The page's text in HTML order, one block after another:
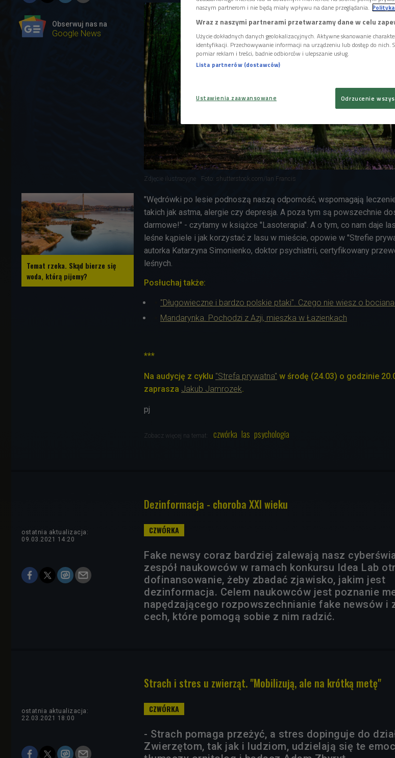
Obserwuj nas na
Google News
Zdjęcie ilustracyjne Foto: shutterstock.com/Ian Francis
Temat rzeka. Skąd bierze się
woda, którą pijemy?
"Wędrówki po lesie podnoszą naszą odporność, wspomagają
takich jak astma, alergie czy depresja. A poza tym są powszechnie
darmowe!" - czytamy w książce "Lasoterapia". A o tym, co nam daje
leśne kąpiele i jak korzystać z lasu w mieście, opowie w "Strefie
autorka Katarzyna Simonienko, doktor psychiatrii, certyfikowany
leśnych.
Posłuchaj także:
"Długowieczne i bardzo polskie ptaki". Czego nie wiesz o
Mandarynka. Pochodzi z Azji, mieszka w Łazienkach
***
Na audycję z cyklu "Strefa prywatna" w środę (24.03) o godzinie
zaprasza Jakub Jamrozek.
pj
Zobacz więcej na temat: czwórka las psychologia
Dezinformacja - choroba XXI wieku
ostatnia aktualizacja:
09.03.2021 14:20
Fake newsy coraz bardziej zalewają nasz
zespół naukowców w ramach konkursu Idea Lab
dofinansowanie, żeby zbadać zjawisko, jakim jest
dezinformacja. Celem naukowców jest poznanie
napędzającego rozpowszechnianie fake newsów i
cech, które pomogą sobie z nim radzić.
Strach i stres u zwierząt. "Mobilizują, ale na krótką metę"
ostatnia aktualizacja:
22.03.2021 18:00
- Strach pomaga przeżyć, a stres dopinguje do
Zwierzętom, tak jak i ludziom, udzielają się te
naszym partnerom i nie będą miały wpływu na dane przeglądania.
Wraz z naszymi partnerami przetwarzamy dane w celu
Użycie dokładnych danych geolokalizacyjnych. Aktywne skanowanie
identyfikacji. Przechowywanie informacji na urządzeniu lub dostęp do nich.
pomiar reklam i treści, badnie odbiorców i ulepszanie usług.
Lista partnerów (dostawców)
Ustawienia zaawansowane Odrzucenie